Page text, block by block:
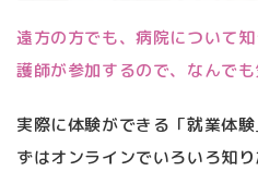
遠方の方でも、病院について
護師が参加するので、なんで
実際に体験ができる「就業体
ずはオンラインでいろいろ知